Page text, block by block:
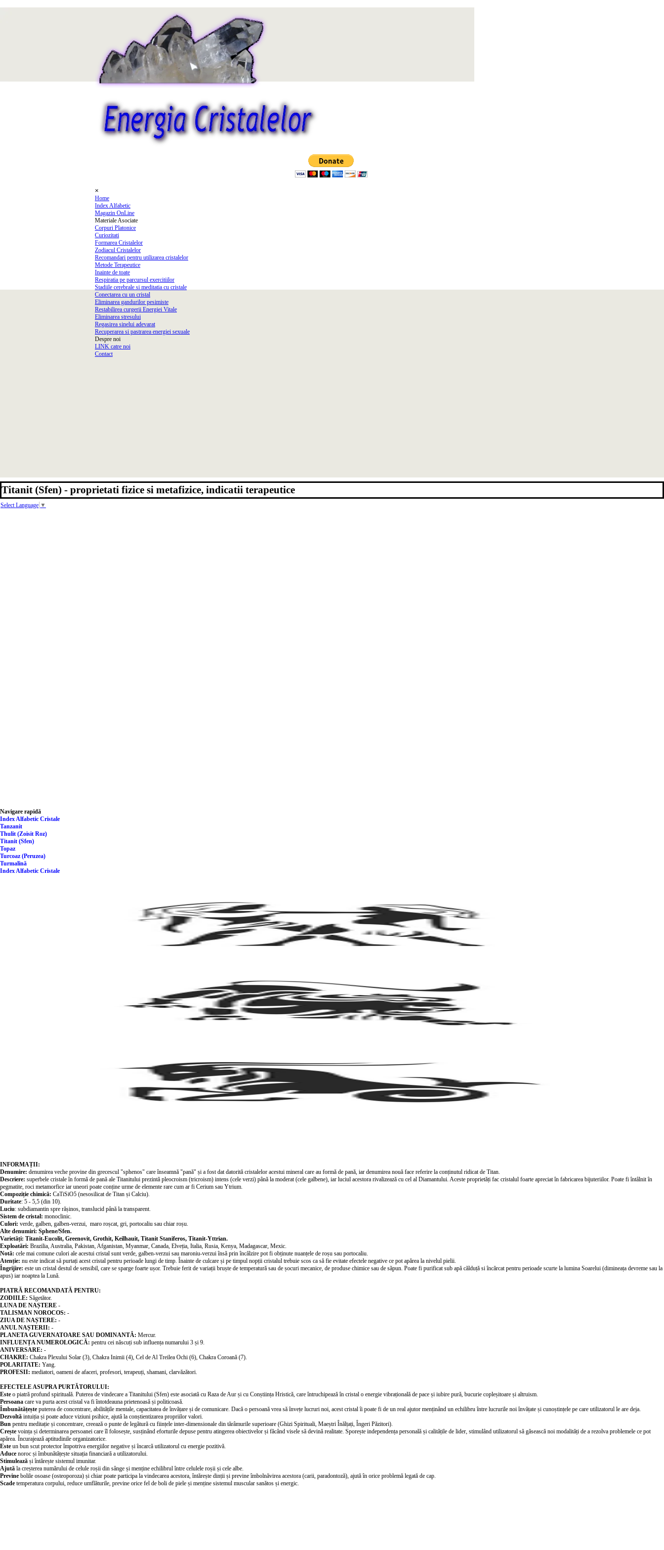
×
Home
Index Alfabetic
Magazin OnLine
Materiale Asociate
Corpuri Platonice
Curiozitati
Formarea Cristalelor
Zodiacul Cristalelor
Recomandari pentru utilizarea cristalelor
Metode Terapeutice
Inainte de toate
Respiratia pe parcursul exercitiilor
Stadiile cerebrale si meditatia cu cristale
Conectarea cu un cristal
Eliminarea gandurilor pesimiste
Restabilirea curgerii Energiei Vitale
Eliminarea stresului
Regasirea sinelui adevarat
Recuperarea si pastrarea energiei sexuale
Despre noi
LINK catre noi
Contact
Titanit (Sfen) - proprietati fizice si metafizice, indicatii terapeutice
Select Language ▼
Navigare rapidă
Index Alfabetic Cristale
Tanzanit
Thulit (Zoisit Roz)
Titanit (Sfen)
Topaz
Turcoaz (Peruzea)
Turmalină
Index Alfabetic Cristale
INFORMAȚII:
Denumire: denumirea veche provine din grecescul "sphenos" care înseamnă "pană" și a fost dat datorită cristalelor acestui mineral care au formă de pană, iar denumirea nouă face referire la conținutul ridicat de Titan.
Descriere: superbele cristale în formă de pană ale Titanitului prezintă pleocroism (tricroism) intens (cele verzi) până la moderat (cele galbene), iar luciul acestora rivalizează cu cel al Diamantului. Aceste proprietăți fac cristalul foarte apreciat în fabricarea bijuteriilor. Poate fi întâlnit în
pegmatite, roci metamorfice iar uneori poate conține urme de elemente rare cum ar fi Cerium sau Ytrium.
Compoziție chimică: CaTiSiO5 (nesosilicat de Titan și Calciu).
Duritate: 5 - 5,5 (din 10).
Luciu: subdiamantin spre rășinos, translucid până la transparent.
Sistem de cristal: monoclinic.
Culori: verde, galben, galben-verzui, maro roșcat, gri, portocaliu sau chiar roșu.
Alte denumiri: Sphene/Sfen.
Varietăți: Titanit-Eucolit, Greenovit, Grothit, Keilhauit, Titanit Staniferos, Titanit-Yttrian.
Exploatări: Brazilia, Australia, Pakistan, Afganistan, Myanmar, Canada, Elveția, Italia, Rusia, Kenya, Madagascar, Mexic.
Notă: cele mai comune culori ale acestui cristal sunt verde, galben-verzui sau maroniu-verzui însă prin încălzire pot fi obținute nuanțele de roșu sau portocaliu.
Atenție: nu este indicat să purtați acest cristal pentru perioade lungi de timp. Înainte de culcare și pe timpul nopții cristalul trebuie scos ca să fie evitate efectele negative ce pot apărea la nivelul pielii.
Îngrijire: este un cristal destul de sensibil, care se sparge foarte ușor. Trebuie ferit de variații bruște de temperatură sau de șocuri mecanice, de produse chimice sau de săpun. Poate fi purificat sub apă călduță si încărcat pentru perioade scurte la lumina Soarelui (dimineața devreme sau la
apus) iar noaptea la Lună.
PIATRĂ RECOMANDATĂ PENTRU:
ZODIILE: Săgetător.
LUNA DE NAȘTERE -
TALISMAN NOROCOS: -
ZIUA DE NAȘTERE: -
ANUL NAȘTERII: -
PLANETA GUVERNATOARE SAU DOMINANTĂ: Mercur.
INFLUENȚA NUMEROLOGICĂ: pentru cei născuți sub influența numarului 3 și 9.
ANIVERSARE: -
CHAKRE: Chakra Plexului Solar (3), Chakra Inimii (4), Cel de Al Treilea Ochi (6), Chakra Coroană (7).
POLARITATE: Yang.
PROFESII: mediatori, oameni de afaceri, profesori, terapeuți, shamani, clarvăzători.
EFECTELE ASUPRA PURTĂTORULUI:
Este o piatră profund spirituală. Puterea de vindecare a Titanitului (Sfen) este asociată cu Raza de Aur și cu Conștiința Hristică, care întruchipează în cristal o energie vibrațională de pace și iubire pură, bucurie copleșitoare și altruism.
Persoana care va purta acest cristal va fi întotdeauna prietenoasă și politicoasă.
Îmbunătățește puterea de concentrare, abilitățile mentale, capacitatea de învățare și de comunicare. Dacă o persoană vrea să învețe lucruri noi, acest cristal îi poate fi de un real ajutor menținând un echilibru între lucrurile noi învățate și cunoștințele pe care utilizatorul le are deja.
Dezvoltă intuiția și poate aduce viziuni psihice, ajută la conștientizarea propriilor valori.
Bun pentru meditație și concentrare, creează o punte de legătură cu ființele inter-dimensionale din tărâmurile superioare (Ghizi Spirituali, Maeștri Înălțați, Îngeri Păzitori).
Crește voința și determinarea persoanei care îl folosește, susținând eforturile depuse pentru atingerea obiectivelor și făcând visele să devină realitate. Sporește independența personală și calitățile de lider, stimulând utilizatorul să găsească noi modalități de a rezolva problemele ce pot
apărea. Încurajează aptitudinile organizatorice.
Este un bun scut protector împotriva energiilor negative și încarcă utilizatorul cu energie pozitivă.
Aduce noroc și îmbunătățește situația financiară a utilizatorului.
Stimulează și întărește sistemul imunitar.
Ajută la creșterea numărului de celule roșii din sânge și menține echilibrul între celulele roșii și cele albe.
Previne bolile osoase (osteoporoza) și chiar poate participa la vindecarea acestora, întărește dinții și previne îmbolnăvirea acestora (carii, paradontoză), ajută în orice problemă legată de cap.
Scade temperatura corpului, reduce umflăturile, previne orice fel de boli de piele și menține sistemul muscular sanătos și energic.